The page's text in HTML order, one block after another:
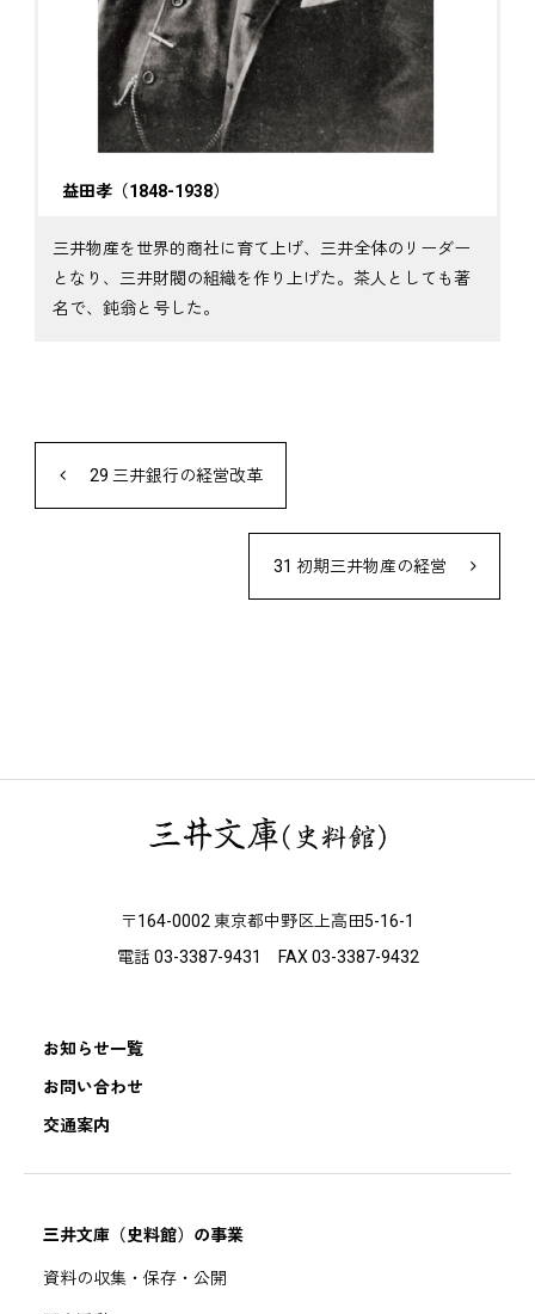
益田孝（1848-1938）
三井物産を世界的商社に育て上げ、三井全体のリーダー
となり、三井財閥の組織を作り上げた。茶人としても著
名で、鈍翁と号した。
29 三井銀行の経営改革
31 初期三井物産の経営
〒164-0002 東京都中野区上高田5-16-1
電話 03-3387-9431 FAX 03-3387-9432
お知らせ一覧
お問い合わせ
交通案内
三井文庫（史料館）の事業
資料の収集・保存・公開